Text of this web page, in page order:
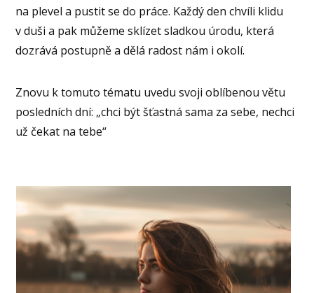
na plevel a pustit se do práce. Každý den chvíli klidu
v duši a pak můžeme sklízet sladkou úrodu, která
dozrává postupně a dělá radost nám i okolí.
Znovu k tomuto tématu uvedu svoji oblíbenou větu
posledních dní: „chci být šťastná sama za sebe, nechci
už čekat na tebe“